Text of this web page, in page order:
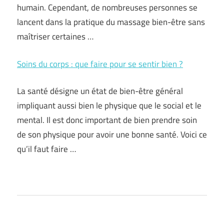
humain. Cependant, de nombreuses personnes se
lancent dans la pratique du massage bien-être sans
maîtriser certaines …
Soins du corps : que faire pour se sentir bien ?
La santé désigne un état de bien-être général
impliquant aussi bien le physique que le social et le
mental. Il est donc important de bien prendre soin
de son physique pour avoir une bonne santé. Voici ce
qu’il faut faire …